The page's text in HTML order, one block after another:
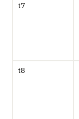
t7
t8